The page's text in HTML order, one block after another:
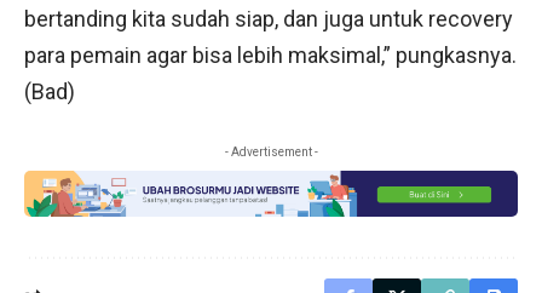
bertanding kita sudah siap, dan juga untuk recovery
para pemain agar bisa lebih maksimal,” pungkasnya.
(Bad)
- Advertisement -